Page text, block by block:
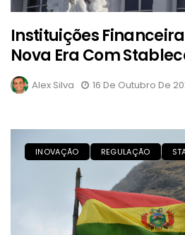
Instituições
Nova Era Com
Alex Silva 16 De Outubro De
INOVAÇÃO REGULAÇÃO